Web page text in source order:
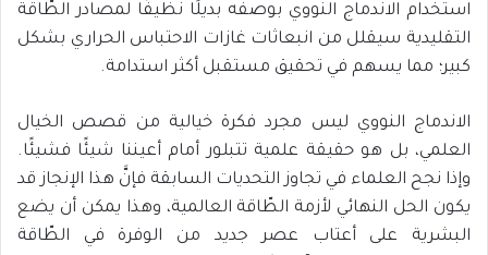
استخدام الاندماج النووي بوصفه بديلًا نظيفًا لمصادر الطّاقة
التقليدية سيقلل من انبعاثات غازات الاحتباس الحراري بشكل
كبير؛ مما يسهم في تحقيق مستقبل أكثر استدامة.
الاندماج النووي ليس مجرد فكرة خيالية من قصص الخيال
العلمي، بل هو حقيقة علمية تتبلور أمام أعيننا شيئًا فشيئًا.
وإذا نجح العلماء في تجاوز التحديات السابقة فإنَّ هذا الإنجاز قد
يكون الحل النهائي لأزمة الطّاقة العالمية، وهذا يمكن أن يضع
البشرية على أعتاب عصر جديد من الوفرة في الطّاقة